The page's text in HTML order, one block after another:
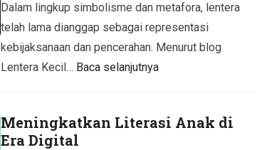
Dalam lingkup simbolisme dan metafora, lentera
telah lama dianggap sebagai representasi
kebijaksanaan dan pencerahan. Menurut blog
Lentera Kecil… Baca selanjutnya
Meningkatkan Literasi Anak di
Era Digital